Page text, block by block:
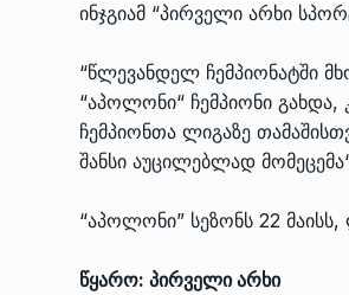
ინჯგიამ “პირველი არხი
“წლევანდელ ჩემპიონატში
“აპოლონი“ ჩემპიონი გახდა,
ჩემპიონთა ლიგაზე
შანსი აუცილებლად
“აპოლონი” სეზონს 22
წყარო: პირველი არხი